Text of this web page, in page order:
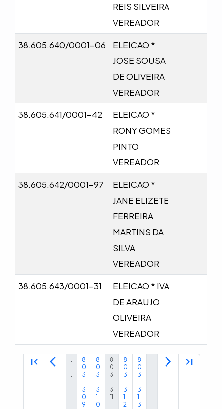
REIS SILVEIRA
VEREADOR
38.605.640/0001-06
ELEICAO *
JOSE SOUSA
DE OLIVEIRA
VEREADOR
38.605.641/0001-42
ELEICAO *
RONY GOMES
PINTO
VEREADOR
38.605.642/0001-97
ELEICAO *
JANE ELIZETE
FERREIRA
MARTINS DA
SILVA
VEREADOR
38.605.643/0001-31
ELEICAO * IVA
DE ARAUJO
OLIVEIRA
VEREADOR
first_page arrow_back_ios
.
.
.
8
0
3
.
3
0
9
8
0
3
.
3
1
0
8
0
3
.
3
11
8
0
3
.
3
1
2
8
0
3
.
3
1
3
.
.
.
arrow_forward_ios last_page